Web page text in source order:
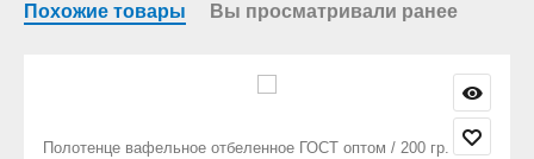
Похожие товары Вы просматривали ранее
ГОСТ оптом / 200 гр. Полотенце вафельное цветное оптом /